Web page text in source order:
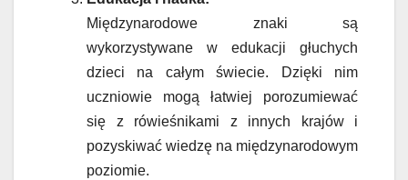
Międzynarodowe znaki są
wykorzystywane w edukacji głuchych
dzieci na całym świecie. Dzięki nim
uczniowie mogą łatwiej porozumiewać
się z rówieśnikami z innych krajów i
pozyskiwać wiedzę na międzynarodowym
poziomie.